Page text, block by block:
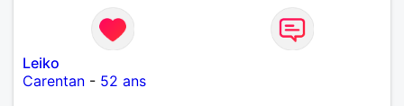
Leiko
Carentan - 52 ans